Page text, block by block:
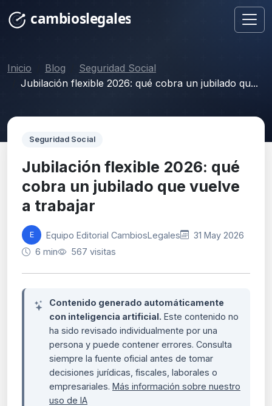
Inicio Blog
Seguridad Social
Jubilación flexible 2026: qué cobra un jubilado qu...
Seguridad Social
Jubilación flexible 2026: qué
cobra un jubilado que vuelve
a trabajar
E Equipo Editorial CambiosLegales
31 May 2026
6 min
567 visitas
Contenido generado automáticamente
con inteligencia artificial. Este contenido no
ha sido revisado individualmente por una
persona y puede contener errores. Consulta
siempre la fuente oficial antes de tomar
decisiones jurídicas, fiscales, laborales o
empresariales. Más información sobre nuestro
uso de IA